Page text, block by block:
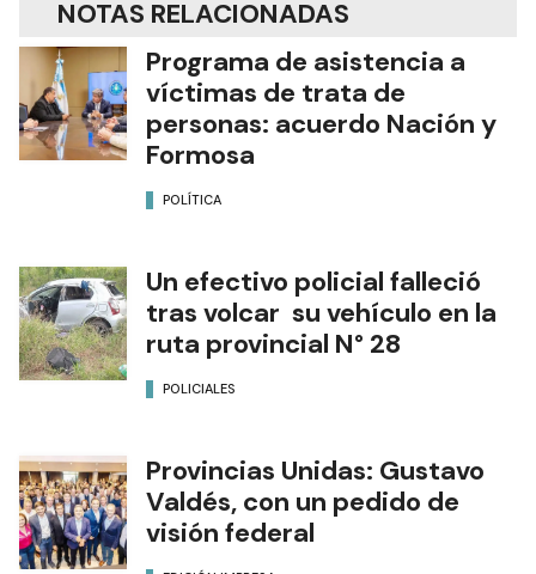
NOTAS RELACIONADAS
Programa de asistencia a
víctimas de trata de
personas: acuerdo Nación y
Formosa
POLÍTICA
Un efectivo policial falleció
tras volcar su vehículo en la
ruta provincial N° 28
POLICIALES
Provincias Unidas: Gustavo
Valdés, con un pedido de
visión federal